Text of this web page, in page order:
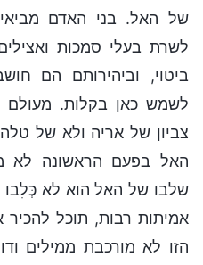
של האל. בני האדם
לשרת בעלי סמכות
ביטוי, וביהירותם הם
לשמש כאן בקלות.
צביון של אריה ולא של
האל בפעם הראשונה לא
שלבו של האל הוא לא
אמיתות רבות, תוכל
הזו לא מורכבת ממילים